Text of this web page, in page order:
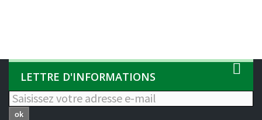
LETTRE D'INFORMATIONS
ok